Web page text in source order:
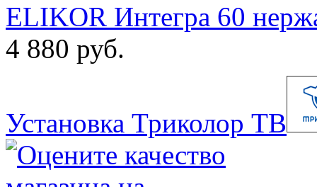
ELIKOR Интегра 60
4 880 руб.
Установка Триколор ТВ